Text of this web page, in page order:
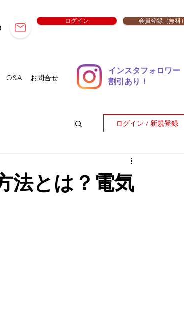
ログイン 会員登録（無料）
Q&A お問合せ
インスタフォロワー
​割引あり！
ログイン / 新規登録
法とは？電気